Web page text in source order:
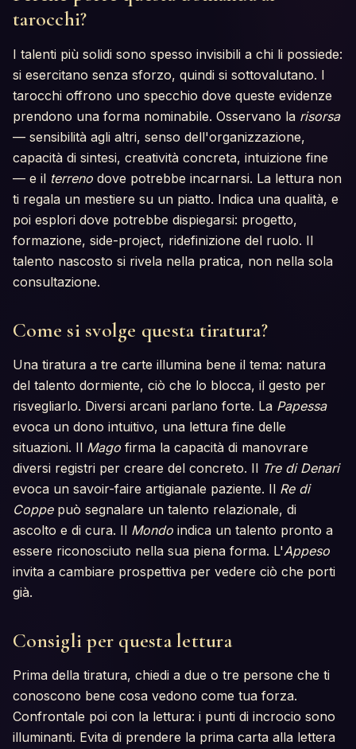
tarocchi?
I talenti più solidi sono spesso invisibili a chi li possiede:
si esercitano senza sforzo, quindi si sottovalutano. I
tarocchi offrono uno specchio dove queste evidenze
prendono una forma nominabile. Osservano la risorsa
— sensibilità agli altri, senso dell'organizzazione,
capacità di sintesi, creatività concreta, intuizione fine
— e il terreno dove potrebbe incarnarsi. La lettura non
ti regala un mestiere su un piatto. Indica una qualità, e
poi esplori dove potrebbe dispiegarsi: progetto,
formazione, side-project, ridefinizione del ruolo. Il
talento nascosto si rivela nella pratica, non nella sola
consultazione.
Come si svolge questa tiratura?
Una tiratura a tre carte illumina bene il tema: natura
del talento dormiente, ciò che lo blocca, il gesto per
risvegliarlo. Diversi arcani parlano forte. La Papessa
evoca un dono intuitivo, una lettura fine delle
situazioni. Il Mago firma la capacità di manovrare
diversi registri per creare del concreto. Il Tre di Denari
evoca un savoir-faire artigianale paziente. Il Re di
Coppepuò segnalare un talento relazionale, di
ascolto e di cura. Il Mondo indica un talento pronto a
essere riconosciuto nella sua piena forma. L'Appeso
invita a cambiare prospettiva per vedere ciò che porti
già.
Consigli per questa lettura
Prima della tiratura, chiedi a due o tre persone che ti
conoscono bene cosa vedono come tua forza.
Confrontale poi con la lettura: i punti di incrocio sono
illuminanti. Evita di prendere la prima carta alla lettera